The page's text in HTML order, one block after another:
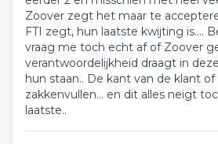
Zoover zegt het maar te
FTI zegt, hun laatste kwijting is....
vraag me toch echt af of Zoover
verantwoordelijkheid draagt in
hun staan.. De kant van de klant
zakkenvullen... en dit alles neigt
laatste..